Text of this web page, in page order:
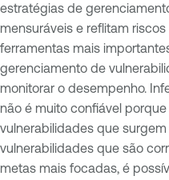
estratégias de
mensuráveis ​​e reflitam
ferramentas mais
gerenciamento de
monitorar o desempenho.
não é muito confiável
vulnerabilidades que
vulnerabilidades que são
metas mais focadas, é